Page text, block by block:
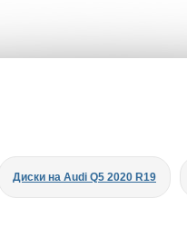
Диски на Audi Q5 2020 R19